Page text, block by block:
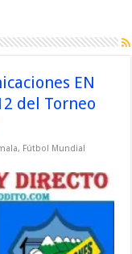
EN
del Torneo
, Fútbol Mundial